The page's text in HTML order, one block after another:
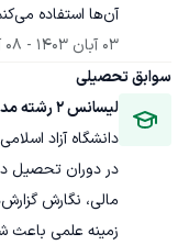
آن‌ها استفاده می‌کنم.
03 آبان 1403
- 08 آبان 1404
سوابق تحصیلی
لیسانس 2 رشته مدیریت بازرگانی (MBA) و حسابداری
دانشگاه آزاد اسلامی
در دوران تحصیل